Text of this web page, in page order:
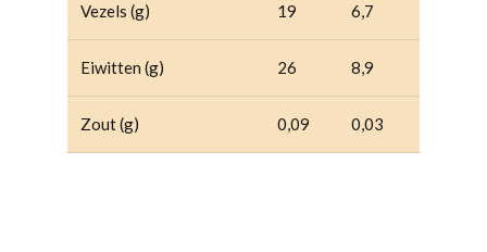
Vezels (g) 19 6,7
Eiwitten (g) 26 8,9
Zout (g) 0,09 0,03